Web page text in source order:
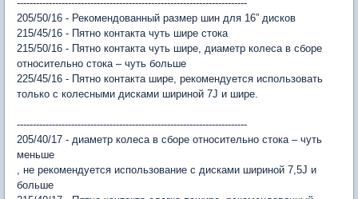
------------------------------------------------------------------------
205/50/16 - Рекомендованный размер шин для 16” дисков
215/45/16 - Пятно контакта чуть шире стока
215/50/16 - Пятно контакта чуть шире, диаметр колеса в сборе
относительно стока – чуть больше
225/45/16 - Пятно контакта шире, рекомендуется использовать
только с колесными дисками шириной 7J и шире.
------------------------------------------------------------------------
205/40/17 - диаметр колеса в сборе относительно стока – чуть
меньше
, не рекомендуется использование с дисками шириной 7,5J и
больше